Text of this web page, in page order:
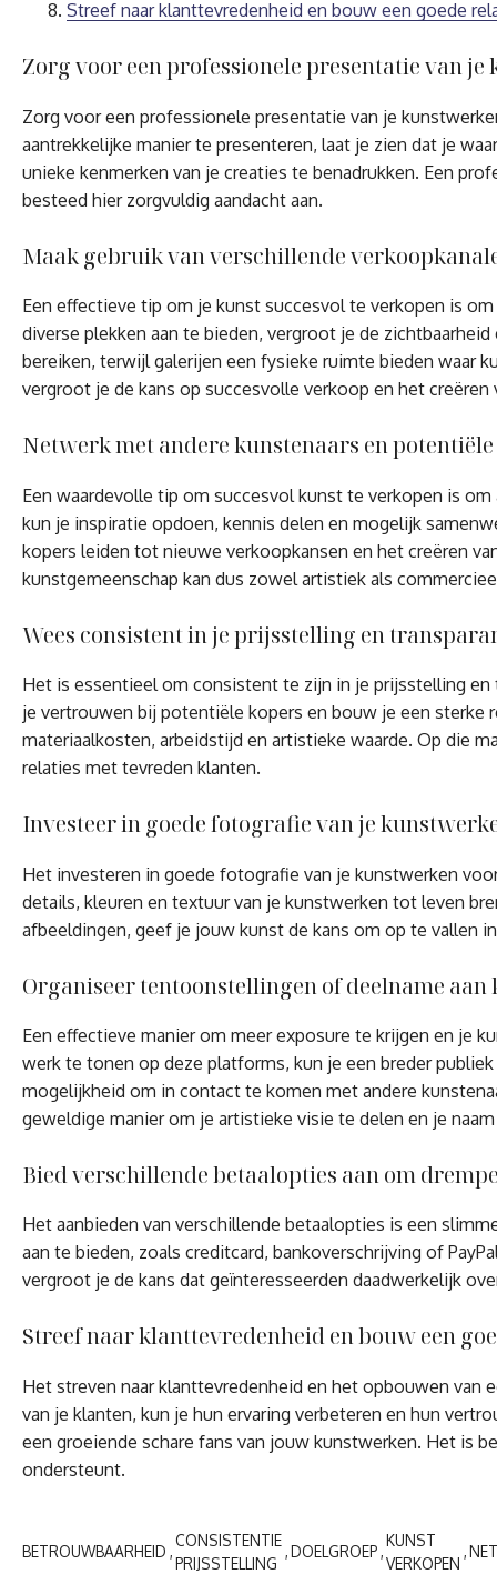
Streef naar klanttevredenheid en bouw een goede
Zorg voor een professionele presentatie van je
Zorg voor een professionele presentatie van je
aantrekkelijke manier te presenteren, laat je zien dat je
unieke kenmerken van je creaties te benadrukken. Een
besteed hier zorgvuldig aandacht aan.
Maak gebruik van verschillende
Een effectieve tip om je kunst succesvol te verkopen is
diverse plekken aan te bieden, vergroot je de
bereiken, terwijl galerijen een fysieke ruimte bieden waar
vergroot je de kans op succesvolle verkoop en het
Netwerk met andere kunstenaars en
Een waardevolle tip om succesvol kunst te verkopen is
kun je inspiratie opdoen, kennis delen en mogelijk
kopers leiden tot nieuwe verkoopkansen en het creëren
kunstgemeenschap kan dus zowel artistiek als
Wees consistent in je prijsstelling en
Het is essentieel om consistent te zijn in je prijsstelling
je vertrouwen bij potentiële kopers en bouw je een sterke
materiaalkosten, arbeidstijd en artistieke waarde. Op die
relaties met tevreden klanten.
Investeer in goede fotografie van je
Het investeren in goede fotografie van je kunstwerken
details, kleuren en textuur van je kunstwerken tot leven
afbeeldingen, geef je jouw kunst de kans om op te vallen
Organiseer tentoonstellingen of deelname
Een effectieve manier om meer exposure te krijgen en je
werk te tonen op deze platforms, kun je een breder
mogelijkheid om in contact te komen met andere
geweldige manier om je artistieke visie te delen en je
Bied verschillende betaalopties aan om
Het aanbieden van verschillende betaalopties is een
aan te bieden, zoals creditcard, bankoverschrijving of
vergroot je de kans dat geïnteresseerden daadwerkelijk
Streef naar klanttevredenheid en bouw een
Het streven naar klanttevredenheid en het opbouwen van
van je klanten, kun je hun ervaring verbeteren en hun
een groeiende schare fans van jouw kunstwerken. Het is
ondersteunt.
BETROUWBAARHEID
CONSISTENTIE
PRIJSSTELLING
DOELGROEP
KUNST
VERKOPEN